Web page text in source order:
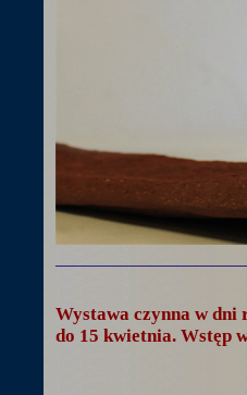
Wystawa czynna w dni
do 15 kwietnia. Wstęp